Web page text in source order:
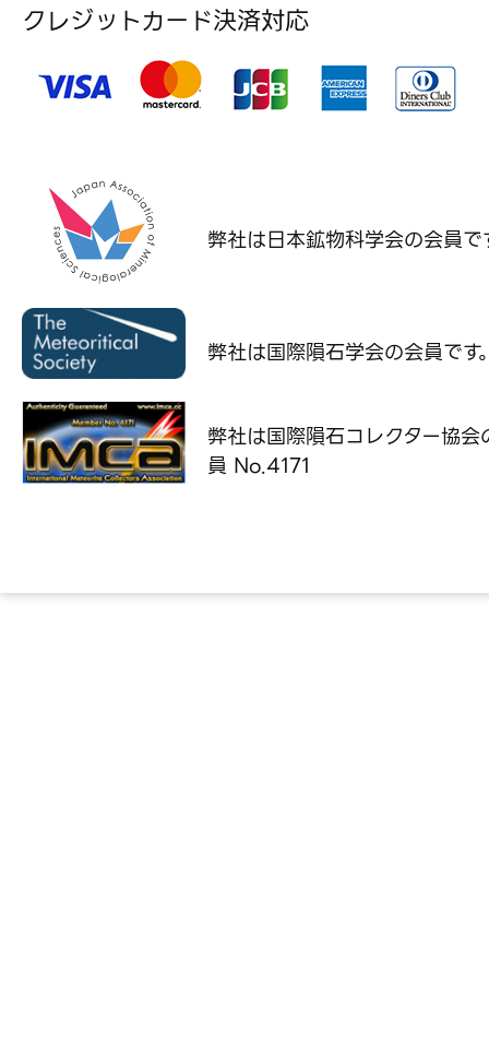
クレジットカード決済対応
弊社は日本鉱物科学会の会員で
弊社は国際隕石学会の会員です
弊社は国際隕石コレクター協会
員 No.4171